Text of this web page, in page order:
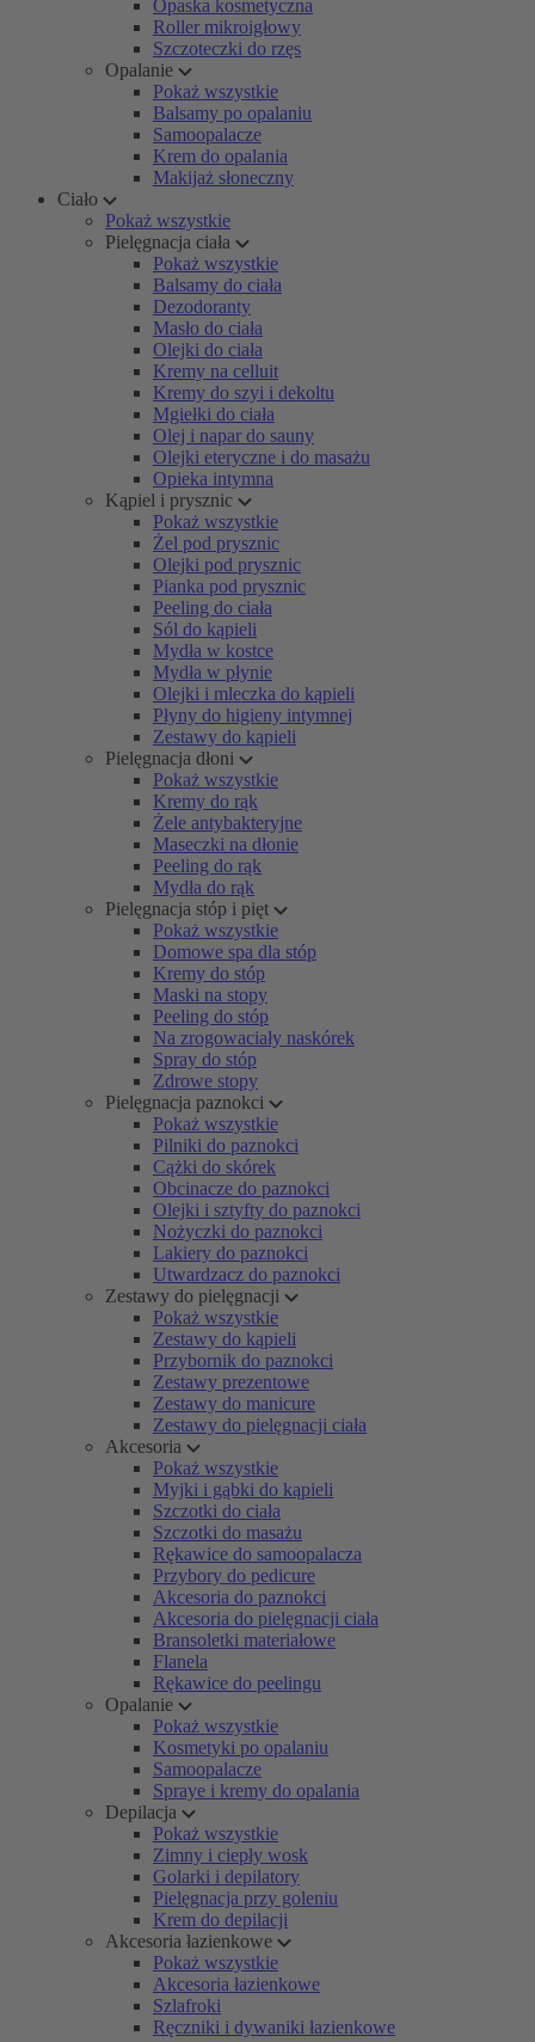
Opaska kosmetyczna
Roller mikroigłowy
Szczoteczki do rzęs
Opalanie
Pokaż wszystkie
Balsamy po opalaniu
Samoopalacze
Krem do opalania
Makijaż słoneczny
Ciało
Pokaż wszystkie
Pielęgnacja ciała
Pokaż wszystkie
Balsamy do ciała
Dezodoranty
Masło do ciała
Olejki do ciała
Kremy na celluit
Kremy do szyi i dekoltu
Mgiełki do ciała
Olej i napar do sauny
Olejki eteryczne i do masażu
Opieka intymna
Kąpiel i prysznic
Pokaż wszystkie
Żel pod prysznic
Olejki pod prysznic
Pianka pod prysznic
Peeling do ciała
Sól do kąpieli
Mydła w kostce
Mydła w płynie
Olejki i mleczka do kąpieli
Płyny do higieny intymnej
Zestawy do kąpieli
Pielęgnacja dłoni
Pokaż wszystkie
Kremy do rąk
Żele antybakteryjne
Maseczki na dłonie
Peeling do rąk
Mydła do rąk
Pielęgnacja stóp i pięt
Pokaż wszystkie
Domowe spa dla stóp
Kremy do stóp
Maski na stopy
Peeling do stóp
Na zrogowaciały naskórek
Spray do stóp
Zdrowe stopy
Pielęgnacja paznokci
Pokaż wszystkie
Pilniki do paznokci
Cążki do skórek
Obcinacze do paznokci
Olejki i sztyfty do paznokci
Nożyczki do paznokci
Lakiery do paznokci
Utwardzacz do paznokci
Zestawy do pielęgnacji
Pokaż wszystkie
Zestawy do kąpieli
Przybornik do paznokci
Zestawy prezentowe
Zestawy do manicure
Zestawy do pielęgnacji ciała
Akcesoria
Pokaż wszystkie
Myjki i gąbki do kąpieli
Szczotki do ciała
Szczotki do masażu
Rękawice do samoopalacza
Przybory do pedicure
Akcesoria do paznokci
Akcesoria do pielęgnacji ciała
Bransoletki materiałowe
Flanela
Rękawice do peelingu
Opalanie
Pokaż wszystkie
Kosmetyki po opalaniu
Samoopalacze
Spraye i kremy do opalania
Depilacja
Pokaż wszystkie
Zimny i ciepły wosk
Golarki i depilatory
Pielęgnacja przy goleniu
Krem do depilacji
Akcesoria łazienkowe
Pokaż wszystkie
Akcesoria łazienkowe
Szlafroki
Ręczniki i dywaniki łazienkowe